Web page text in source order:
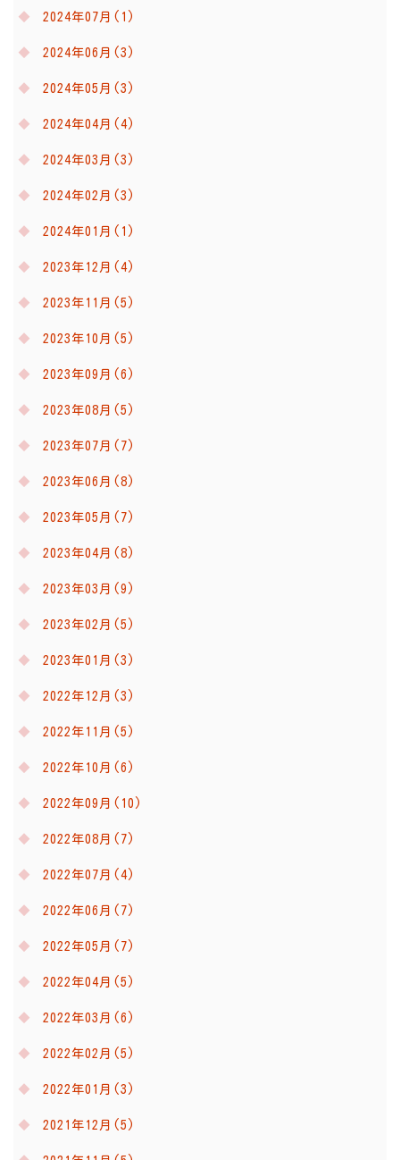
2024年07月(1)
2024年06月(3)
2024年05月(3)
2024年04月(4)
2024年03月(3)
2024年02月(3)
2024年01月(1)
2023年12月(4)
2023年11月(5)
2023年10月(5)
2023年09月(6)
2023年08月(5)
2023年07月(7)
2023年06月(8)
2023年05月(7)
2023年04月(8)
2023年03月(9)
2023年02月(5)
2023年01月(3)
2022年12月(3)
2022年11月(5)
2022年10月(6)
2022年09月(10)
2022年08月(7)
2022年07月(4)
2022年06月(7)
2022年05月(7)
2022年04月(5)
2022年03月(6)
2022年02月(5)
2022年01月(3)
2021年12月(5)